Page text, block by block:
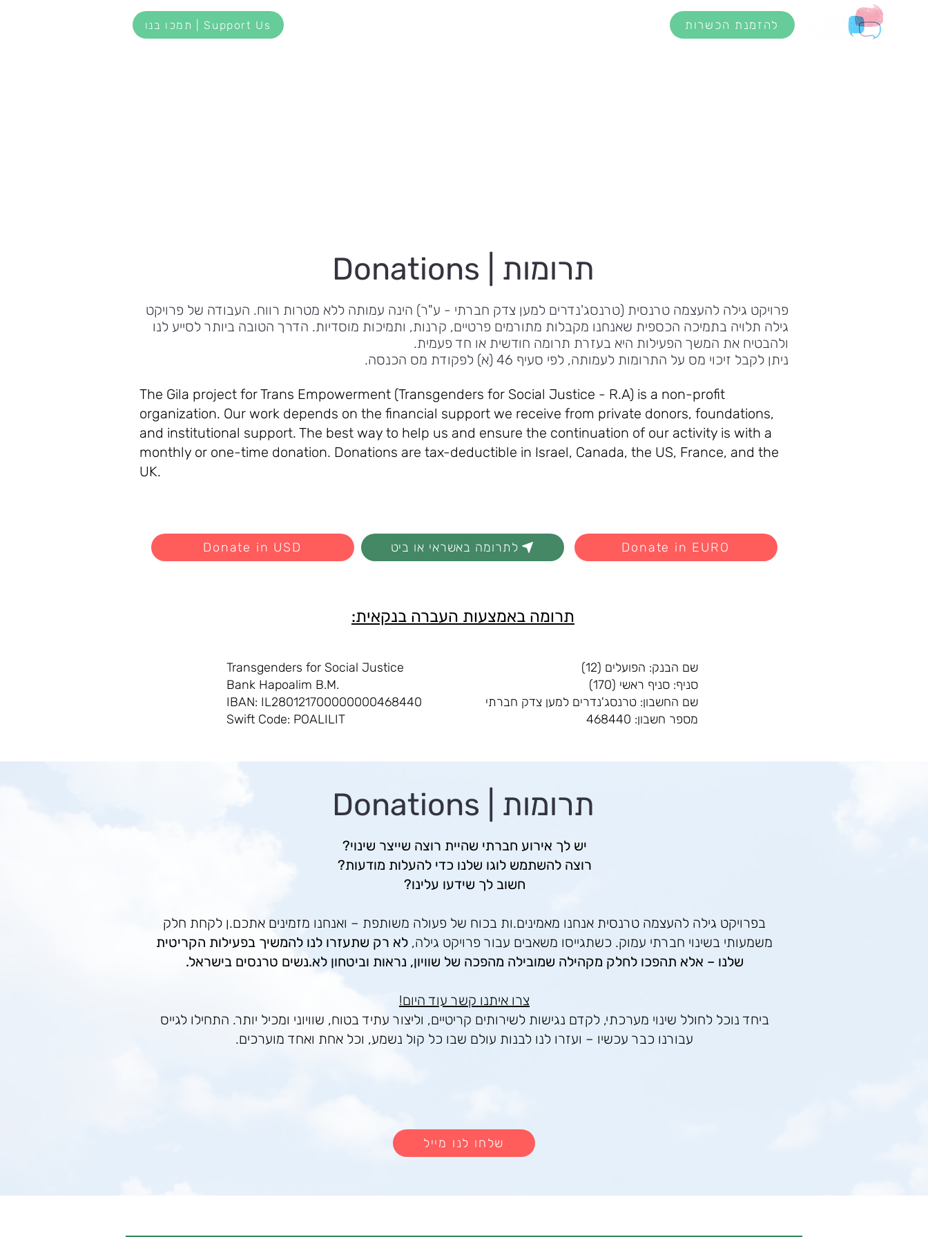
תמכו בנו | Support Us להזמנת הכשרות
תרומות | Donations
פרויקט גילה להעצמה טרנסית (טרנסג'נדרים למען צדק חברתי - ע"ר) הינה עמותה ללא מטרות רווח. העבודה של פרויקט
גילה תלויה בתמיכה הכספית שאנחנו מקבלות מתורמים פרטיים, קרנות, ותמיכות מוסדיות. הדרך הטובה ביותר לסייע לנו
ולהבטיח את המשך הפעילות היא בעזרת תרומה חודשית או חד פעמית.
ניתן לקבל זיכוי מס על התרומות לעמותה, לפי סעיף 46 (א) לפקודת מס הכנסה.
The Gila project for Trans Empowerment (Transgenders for Social Justice - R.A) is a non-profit
organization. Our work depends on the financial support we receive from private donors, foundations,
and institutional support. The best way to help us and ensure the continuation of our activity is with a
monthly or one-time donation. Donations are tax-deductible in Israel, Canada, the US, France, and the
UK.
Donate in USD לתרומה באשראי או ביט Donate in EURO
תרומה באמצעות העברה בנקאית:
Transgenders for Social Justice
Bank Hapoalim B.M.
IBAN: IL280121700000000468440
Swift Code: POALILIT
שם הבנק: הפועלים (12)
סניף: סניף ראשי (170)
שם החשבון: טרנסג'נדרים למען צדק חברתי
מספר חשבון: 468440
תרומות | Donations
יש לך אירוע חברתי שהיית רוצה שייצר שינוי?
רוצה להשתמש לוגו שלנו כדי להעלות מודעות?
חשוב לך שידעו עלינו?
בפרויקט גילה להעצמה טרנסית אנחנו מאמינים.ות בכוח של פעולה משותפת – ואנחנו מזמינים אתכם.ן לקחת חלק
משמעותי בשינוי חברתי עמוק. כשתגייסו משאבים עבור פרויקט גילה, לא רק שתעזרו לנו להמשיך בפעילות הקריטית
שלנו – אלא תהפכו לחלק מקהילה שמובילה מהפכה של שוויון, נראות וביטחון לא.נשים טרנסים בישראל.
צרו איתנו קשר עוד היום!
ביחד נוכל לחולל שינוי מערכתי, לקדם נגישות לשירותים קריטיים, וליצור עתיד בטוח, שוויוני ומכיל יותר. התחילו לגייס
עבורנו כבר עכשיו – ועזרו לנו לבנות עולם שבו כל קול נשמע, וכל אחת ואחד מוערכים.
שלחו לנו מייל